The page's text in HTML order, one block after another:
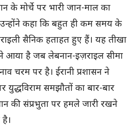
के मोर्चे पर भारी जान-माल का
उन्होंने कहा कि बहुत ही कम समय के
सैनिक हताहत हुए हैं। यह तीखा
आया है जब लेबनान-इज़राइल सीमा
चरम पर है। ईरानी प्रशासन ने
युद्धविराम समझौतों का बार-बार
की संप्रभुता पर हमले जारी रखने